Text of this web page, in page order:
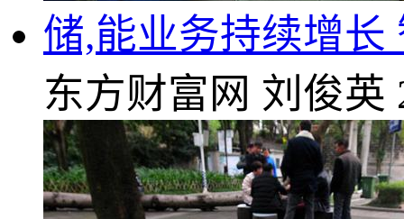
储,能业务持续增长
东方财富网 刘俊英